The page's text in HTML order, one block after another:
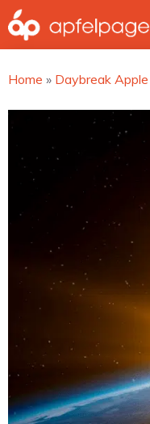
Zum
Inhalt
springen
Home » Daybreak Apple